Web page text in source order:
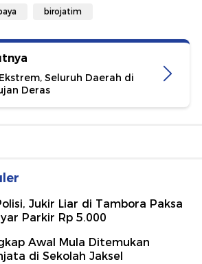
birojatim
Seluruh Daerah di
Deras
Jukir Liar di Tambora Paksa
Parkir Rp 5.000
Awal Mula Ditemukan
di Sekolah Jaksel